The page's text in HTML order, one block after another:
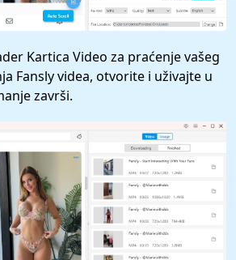
Kartica Video za praćenje vašeg
Fansly videa, otvorite i uživajte u
završi.